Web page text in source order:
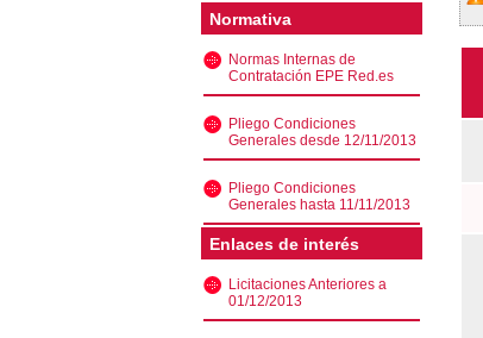
Normativa
Normas Internas de
Contratación EPE Red.es
Pliego Condiciones
Generales desde 12/11/2013
Pliego Condiciones
Generales hasta 11/11/2013
Enlaces de interés
Licitaciones Anteriores a
01/12/2013